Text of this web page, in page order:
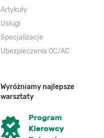
Artykuły
Usługi
Specjalizacje
Ubezpieczenia OC/AC
Wyróżniamy najlepsze
warsztaty